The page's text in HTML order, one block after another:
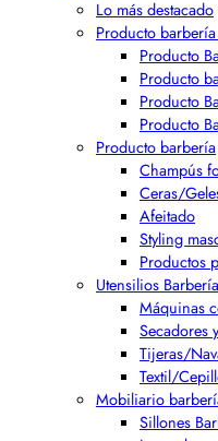
Lo más destacado
Producto
Producto
Producto
Producto
Producto
Producto barbería
Champús
Ceras/
Afeitado
Styling
Productos
Utensilios Barbería
Máquinas
Secadores
Tijeras/
Textil/
Mobiliario
Sillones